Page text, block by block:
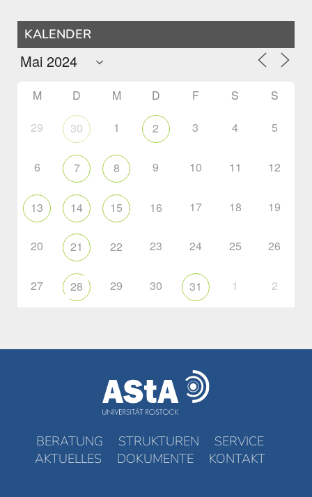
KALENDER
M D M D F S S
29 30 1 2 3 4 5
6 7 8 9 10 11 12
13 14 15 16 17 18 19
20 21 22 23 24 25 26
27 28 29 30 31 1 2
BERATUNG STRUKTUREN
SERVICE
AKTUELLES
DOKUMENTE KONTAKT